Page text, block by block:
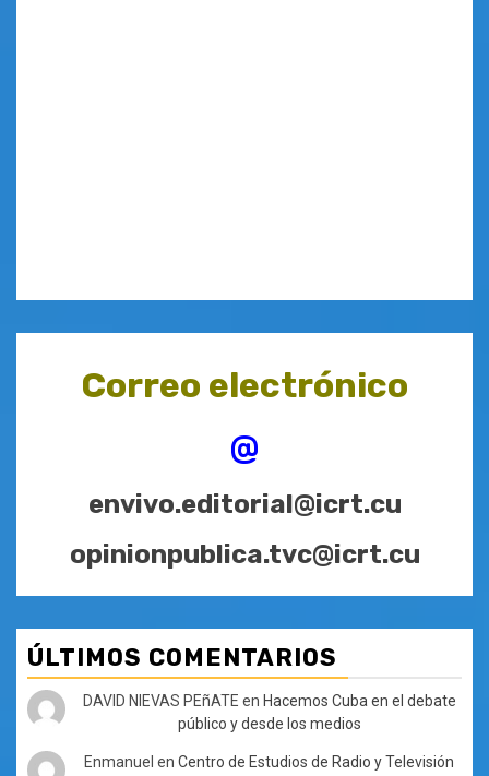
Correo electrónico
@
envivo.editorial@icrt.cu
opinionpublica.tvc@icrt.cu
ÚLTIMOS COMENTARIOS
DAVID NIEVAS PEñATE en Hacemos Cuba en el debate
público y desde los medios
Enmanuel enCentro de Estudios de Radio y Televisión